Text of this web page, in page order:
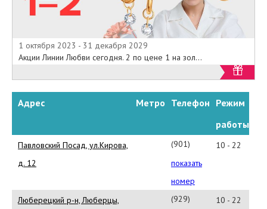
1 октября 2023 - 31 декабря 2029
Акции Линии Любви сегодня. 2 по цене 1 на зол...
Адрес Метро Телефон Режим
работы
Павловский Посад, ул.Кирова,
д. 12
(901)
183-
73-
28
показать
номер
10 - 22
Люберецкий р-н, Люберцы,
(929)
10 - 22